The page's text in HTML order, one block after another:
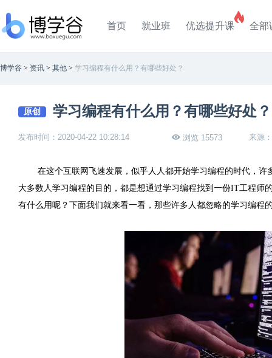
首页 就业班 优选提升课 全部
博学谷 > 资讯 > 其他 > 学习编程有什么用？有哪些好处？
原创 学习编程有什么用？有哪些好处？
发布时间：2020-04-22 10:28:14 浏览 15573 来源
在这个互联网飞速发展，似乎人人都开始学习编程的时代，
大多数人学习编程的目的，都是想通过学习编程找到一份IT工程师
有什么用呢？下面我们就来看一看，那些许多人都忽略的学习编程